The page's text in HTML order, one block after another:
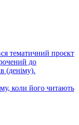
тематичний проєкт
до
(деніму).
коли його читають